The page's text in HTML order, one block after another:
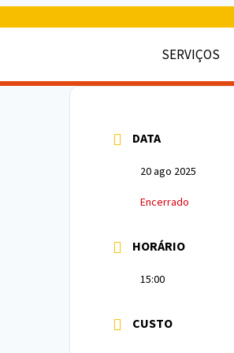
SERVIÇOS
DATA
20 ago 2025
Encerrado
HORÁRIO
15:00
CUSTO